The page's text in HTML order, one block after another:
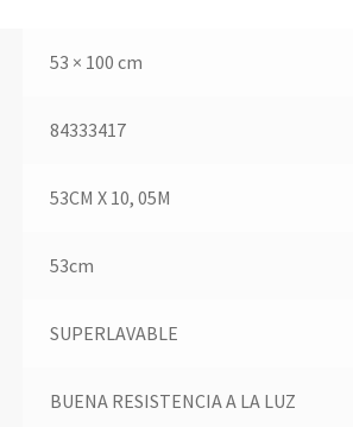
53 × 100 cm
84333417
53CM X 10, 05M
53cm
SUPERLAVABLE
BUENA RESISTENCIA A LA LUZ